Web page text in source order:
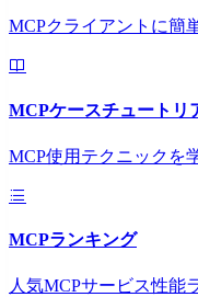
MCPクライアントに簡
MCPケースチュートリ
MCP使用テクニックを
MCPランキング
人気MCPサービス性能